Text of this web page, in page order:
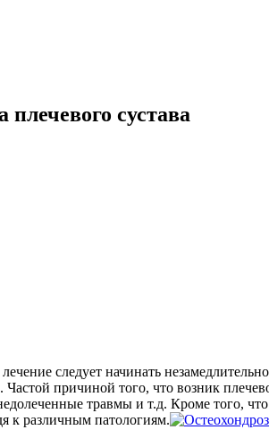
плечевого сустава
следует начинать
причиной того, что возник
травмы и т.д. Кроме того,
к различным патологиям.